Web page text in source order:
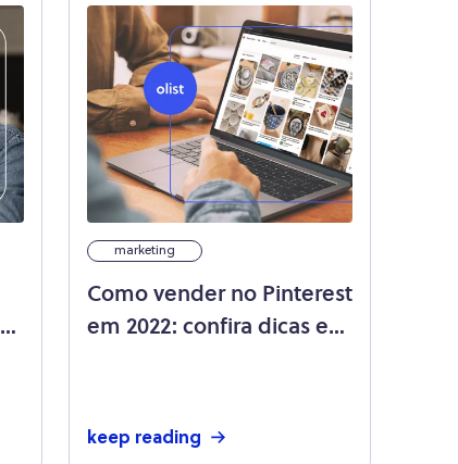
marketing
Como vender no Pinterest
em 2022: confira dicas e
keep reading